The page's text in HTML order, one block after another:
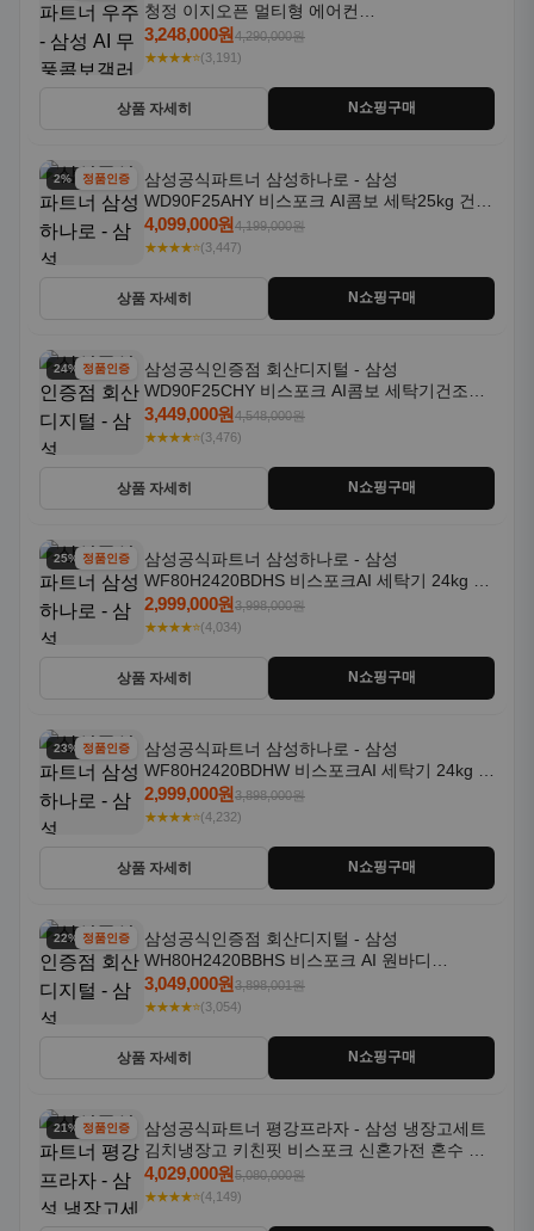
청정 이지오픈 멀티형 에어컨
AF80F17D22WRS 기본설치포함
3,248,000원4,290,000원
★★★★⭐(3,191)
상품 자세히 N쇼핑구매
2% 할인정품인증
삼성공식파트너 삼성하나로 - 삼성
WD90F25AHY 비스포크 AI콤보 세탁25kg 건조
18kg 자동문열림 1등급
4,099,000원4,199,000원
★★★★⭐(3,447)
상품 자세히 N쇼핑구매
24% 할인정품인증
삼성공식인증점 회산디지털 - 삼성
WD90F25CHY 비스포크 AI콤보 세탁기건조기
일체형 25kg+18kg 1등급
3,449,000원4,548,000원
★★★★⭐(3,476)
상품 자세히 N쇼핑구매
25% 할인정품인증
삼성공식파트너 삼성하나로 - 삼성
WF80H2420BDHS 비스포크AI 세탁기 24kg 건
조기 20kg 세제자동투입
2,999,000원3,998,000원
★★★★⭐(4,034)
상품 자세히 N쇼핑구매
23% 할인정품인증
삼성공식파트너 삼성하나로 - 삼성
WF80H2420BDHW 비스포크AI 세탁기 24kg 건
조기 20kg 세제자동투입
2,999,000원3,898,000원
★★★★⭐(4,232)
상품 자세히 N쇼핑구매
22% 할인정품인증
삼성공식인증점 회산디지털 - 삼성
WH80H2420BBHS 비스포크 AI 원바디
24kg+20kg 세제자동투입 1등급
3,049,000원3,898,001원
★★★★⭐(3,054)
상품 자세히 N쇼핑구매
21% 할인정품인증
삼성공식파트너 평강프라자 - 삼성 냉장고세트
김치냉장고 키친핏 비스포크 신혼가전 혼수 입
주가전 빌트인 화이트
4,029,000원5,080,000원
★★★★⭐(4,149)